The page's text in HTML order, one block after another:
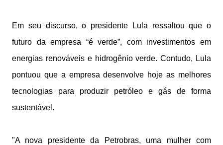
Em seu discurso, o presidente Lula ressaltou que o
futuro da empresa “é verde”, com investimentos em
energias renováveis e hidrogênio verde. Contudo, Lula
pontuou que a empresa desenvolve hoje as melhores
tecnologias para produzir petróleo e gás de forma
sustentável.
"A nova presidente da Petrobras, uma mulher com